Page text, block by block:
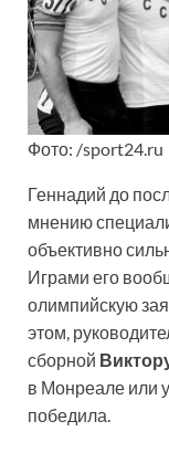
Фото: /sport24.ru
Геннадий до
мнению
объективно
Играми его
олимпийскую
этом,
сборной
в Монреале или
победила.